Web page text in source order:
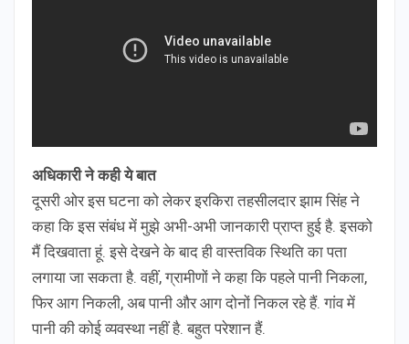
अधिकारी ने कही ये बात
दूसरी ओर इस घटना को लेकर इरकिरा तहसीलदार झाम सिंह ने
कहा कि इस संबंध में मुझे अभी-अभी जानकारी प्राप्त हुई है. इसको
मैं दिखवाता हूं. इसे देखने के बाद ही वास्तविक स्थिति का पता
लगाया जा सकता है. वहीं, ग्रामीणों ने कहा कि पहले पानी निकला,
फिर आग निकली, अब पानी और आग दोनों निकल रहे हैं. गांव में
पानी की कोई व्यवस्था नहीं है. बहुत परेशान हैं.